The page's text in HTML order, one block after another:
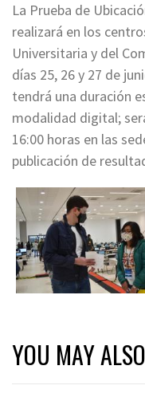
La Prueba de
realizará en los
Universitaria y del
días 25, 26 y 27 de
tendrá una duración
modalidad digital;
16:00 horas en las
publicación de
YOU MAY